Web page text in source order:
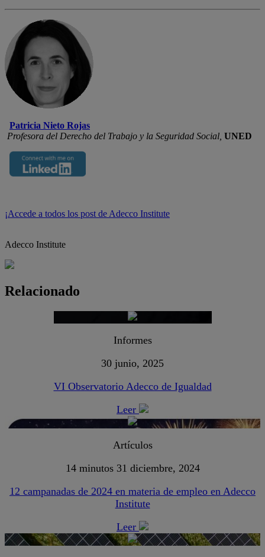
Patricia Nieto Rojas
Profesora del Derecho del Trabajo y la Seguridad Social, UNED
¡Accede a todos los post de Adecco Institute
Adecco Institute
Relacionado
Informes
30 junio, 2025
VI Observatorio Adecco de Igualdad
Leer
Artículos
14 minutos 31 diciembre, 2024
12 campanadas de 2024 en materia de empleo en Adecco
Institute
Leer